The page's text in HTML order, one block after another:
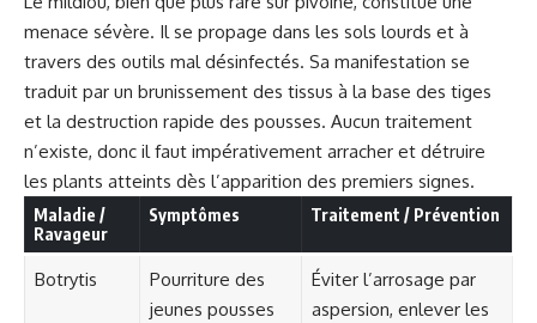
menace sévère. Il se propage dans les sols lourds et à
travers des outils mal désinfectés. Sa manifestation se
traduit par un brunissement des tissus à la base des tiges
et la destruction rapide des pousses. Aucun traitement
n’existe, donc il faut impérativement arracher et détruire
les plants atteints dès l’apparition des premiers signes.
Maladie /
Ravageur
Symptômes Traitement / Prévention
Botrytis
Pourriture des
jeunes pousses
Éviter l’arrosage par
aspersion, enlever les